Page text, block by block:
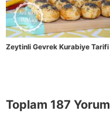
Zeytinli Gevrek Kurabiye Tarifi
Toplam 187 Yorum